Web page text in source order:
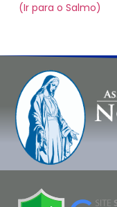
(Ir para o Salmo)